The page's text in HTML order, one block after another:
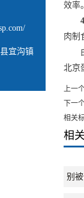
宜沟镇
效率。
肉制
北京
上一个
下一
相关
相
别